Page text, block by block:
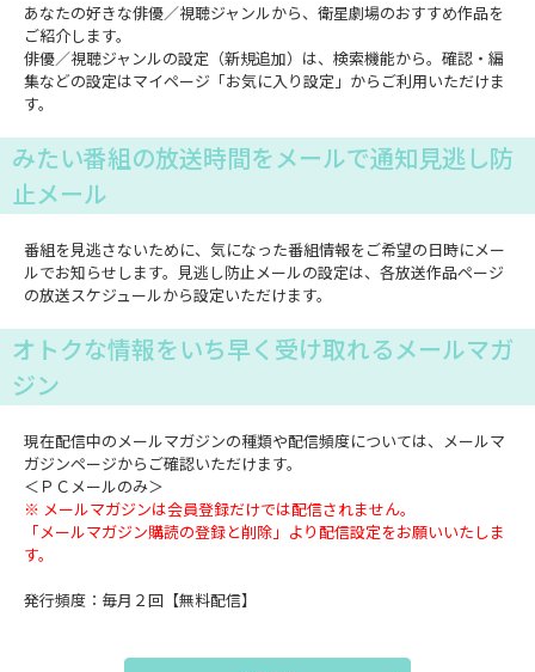
あなたの好きな俳優／視聴ジャンルから、衛星劇場のおすすめ作品を
ご紹介します。
俳優／視聴ジャンルの設定（新規追加）は、検索機能から。確認・編
集などの設定はマイページ「お気に入り設定」からご利用いただけま
す。
みたい番組の放送時間をメールで通知見逃し防
止メール
番組を見逃さないために、気になった番組情報をご希望の日時にメー
ルでお知らせします。見逃し防止メールの設定は、各放送作品ページ
の放送スケジュールから設定いただけます。
オトクな情報をいち早く受け取れるメールマガ
ジン
現在配信中のメールマガジンの種類や配信頻度については、メールマ
ガジンページからご確認いただけます。
＜ＰＣメールのみ＞
※ メールマガジンは会員登録だけでは配信されません。
「メールマガジン購読の登録と削除」より配信設定をお願いいたしま
す。
発行頻度：毎月２回【無料配信】